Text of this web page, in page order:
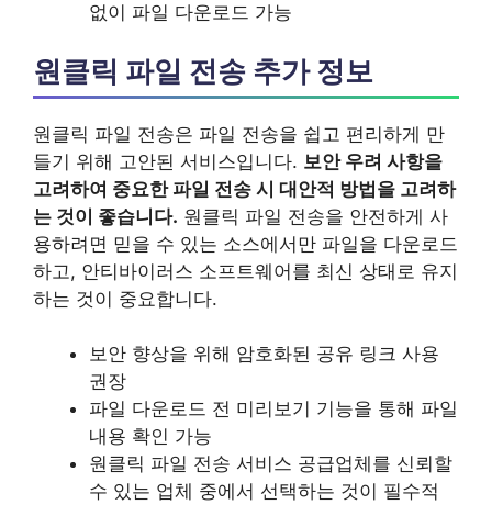
없이 파일 다운로드 가능
원클릭 파일 전송 추가 정보
원클릭 파일 전송은 파일 전송을 쉽고 편리하게 만
들기 위해 고안된 서비스입니다. 보안 우려 사항을
고려하여 중요한 파일 전송 시 대안적 방법을 고려하
는 것이 좋습니다. 원클릭 파일 전송을 안전하게 사
용하려면 믿을 수 있는 소스에서만 파일을 다운로드
하고, 안티바이러스 소프트웨어를 최신 상태로 유지
하는 것이 중요합니다.
보안 향상을 위해 암호화된 공유 링크 사용
권장
파일 다운로드 전 미리보기 기능을 통해 파일
내용 확인 가능
원클릭 파일 전송 서비스 공급업체를 신뢰할
수 있는 업체 중에서 선택하는 것이 필수적